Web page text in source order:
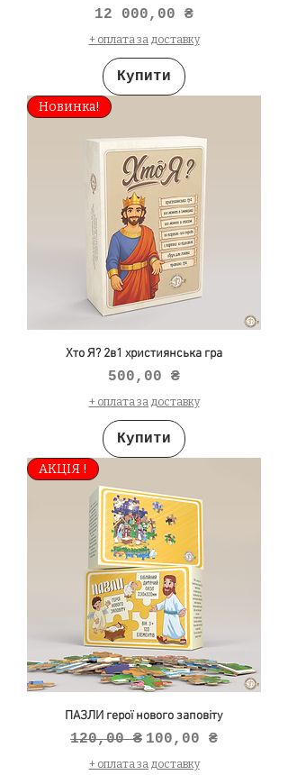
Ціна
12 000,00 ₴
+ оплата за доставку
Купити
Новинка!
Хто Я? 2в1 християнська гра
Ціна
500,00 ₴
+ оплата за доставку
Купити
АКЦІЯ !
ПАЗЛИ герої нового заповіту
Звичайна ціна
120,00 ₴ За розпродажем
100,00 ₴
+ оплата за доставку